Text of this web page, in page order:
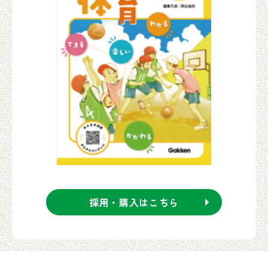
採用・購入はこちら